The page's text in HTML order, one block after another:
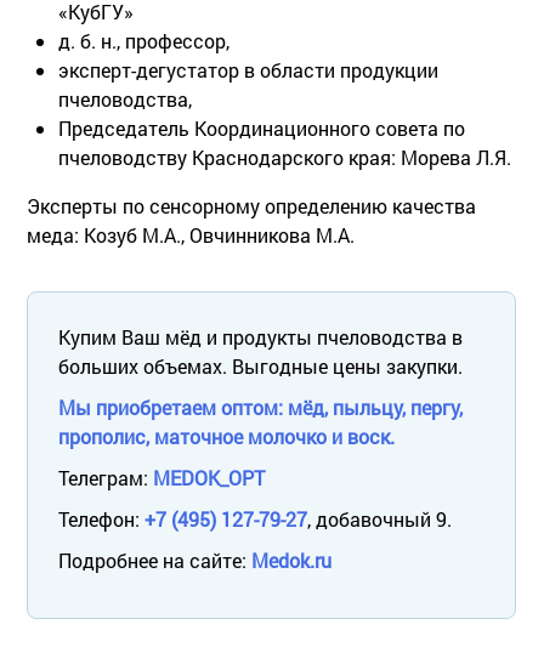
«КубГУ»
д. б. н., профессор,
эксперт-дегустатор в области продукции
пчеловодства,
Председатель Координационного совета по
пчеловодству Краснодарского края: Морева Л.Я.
Эксперты по сенсорному определению качества
меда: Козуб М.А., Овчинникова М.А.
Купим Ваш мёд и продукты пчеловодства в
больших объемах. Выгодные цены закупки.
Мы приобретаем оптом: мёд, пыльцу, пергу,
прополис, маточное молочко и воск.
Телеграм: MEDOK_OPT
Телефон: +7 (495) 127-79-27, добавочный 9.
Подробнее на сайте: Medok.ru